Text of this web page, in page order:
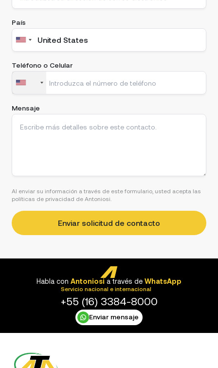
País
Teléfono o Celular
Mensaje
Al enviar su información a través de este formulario, usted acepta las
políticas de privacidad de Antoniosi.
Habla con Antoniosi a través de WhatsApp
Servicio nacional e internacional
+55 (16) 3384-8000
Enviar mensaje